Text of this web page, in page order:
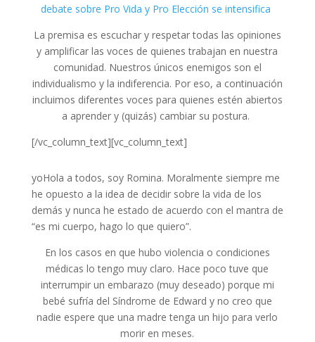
debate sobre Pro Vida y Pro Elección se intensifica
La premisa es escuchar y respetar todas las opiniones
y amplificar las voces de quienes trabajan en nuestra
comunidad. Nuestros únicos enemigos son el
individualismo y la indiferencia. Por eso, a continuación
incluimos diferentes voces para quienes estén abiertos
a aprender y (quizás) cambiar su postura.
[/vc_column_text][vc_column_text]
yoHola a todos, soy Romina. Moralmente siempre me
he opuesto a la idea de decidir sobre la vida de los
demás y nunca he estado de acuerdo con el mantra de
“es mi cuerpo, hago lo que quiero”.
En los casos en que hubo violencia o condiciones
médicas lo tengo muy claro. Hace poco tuve que
interrumpir un embarazo (muy deseado) porque mi
bebé sufría del Síndrome de Edward y no creo que
nadie espere que una madre tenga un hijo para verlo
morir en meses.